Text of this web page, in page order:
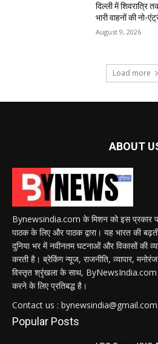
दिल्ली में
भारी वाहनों की नो-
August 9, 2026
Load more
ABOUT
Bynewsindia.com के मिशन को इस प्रकार
पाठक के लिए और पाठक द्वारा। यह भारत की
दुनिया भर में नवीनतम घटनाओं और विकासों की
करती है। ब्रेकिंग न्यूज, राजनीति, व्यापार,
विस्तृत श्रृंखला के साथ, ByNewsIndia.com
करने के लिए प्रतिबद्ध है।
Contact us : bynewsindia@gmail.com
Popular Posts